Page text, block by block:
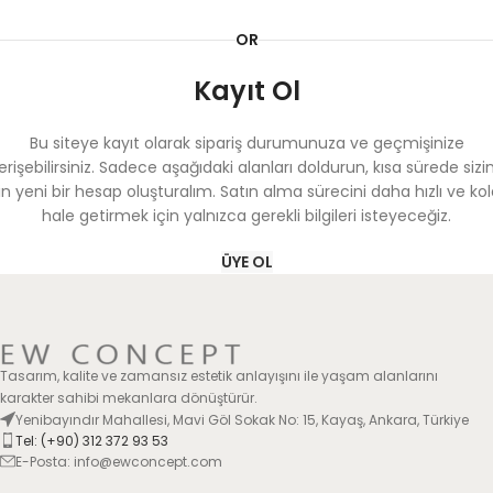
OR
Kayıt Ol
Bu siteye kayıt olarak sipariş durumunuza ve geçmişinize
Sadece aşağıdaki alanları doldurun, kısa sürede
yeni bir hesap oluşturalım. Satın alma sürecini daha hızlı ve
hale getirmek için yalnızca gerekli bilgileri isteyeceğiz.
ÜYE OL
Tasarım, kalite ve zamansız estetik anlayışını ile yaşam alanlarını
karakter sahibi mekanlara dönüştürür.
Yenibayındır Mahallesi, Mavi Göl Sokak No: 15, Kayaş, Ankara, Türkiye
Tel: (+90) 312 372 93 53
E-Posta: info@ewconcept.com